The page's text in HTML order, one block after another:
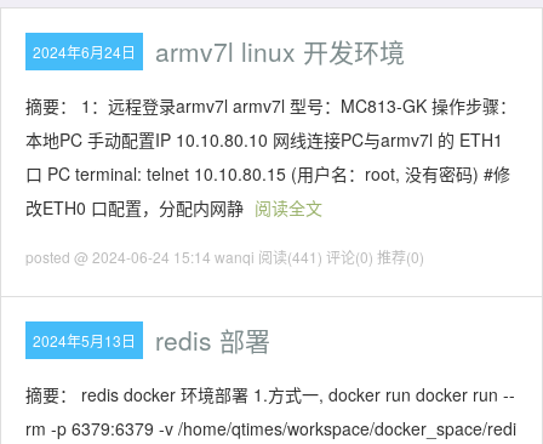
2024年6月24日 armv7l linux 开发环境
摘要： 1：远程登录armv7l armv7l 型号：MC813-GK 操作步骤：
本地PC 手动配置IP 10.10.80.10 网线连接PC与armv7l 的 ETH1
口 PC terminal: telnet 10.10.80.15 (用户名：root, 没有密码) #修
改ETH0 口配置，分配内网静 阅读全文
posted @ 2024-06-24 15:14 wanqi 阅读(441) 评论(0) 推荐(0)
2024年5月13日 redis 部署
摘要： redis docker 环境部署 1.方式一, docker run docker run --
rm -p 6379:6379 -v /home/qtimes/workspace/docker_space/redi